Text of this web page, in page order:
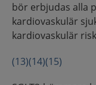
bör erbjudas alla
kardiovaskulär
kardiovaskulär
(13)(14)(15)